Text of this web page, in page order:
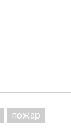
пожар